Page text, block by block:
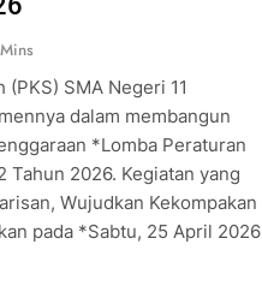
SMA Negeri 11
dalam membangun
*Lomba Peraturan
Tahun 2026. Kegiatan yang
Wujudkan Kekompakan
pada *Sabtu, 25 April 2026